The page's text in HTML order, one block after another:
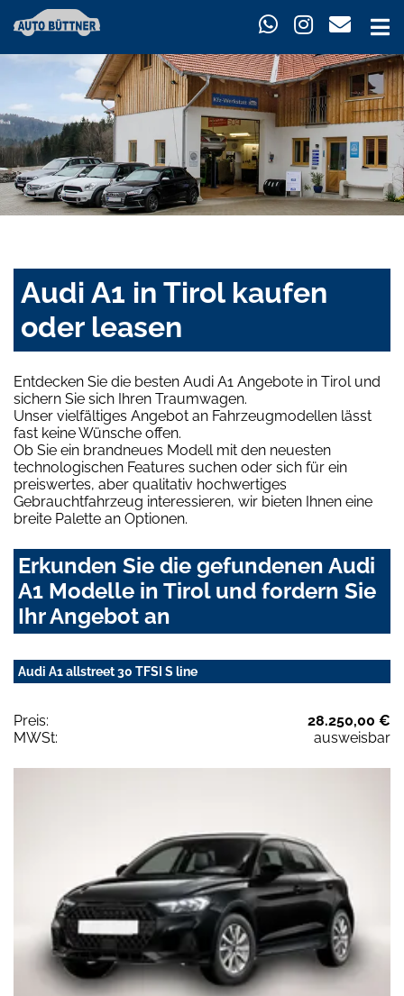
Audi A1 in Tirol kaufen
oder leasen
Entdecken Sie die besten Audi A1 Angebote in Tirol und
sichern Sie sich Ihren Traumwagen.
Unser vielfältiges Angebot an Fahrzeugmodellen lässt
fast keine Wünsche offen.
Ob Sie ein brandneues Modell mit den neuesten
technologischen Features suchen oder sich für ein
preiswertes, aber qualitativ hochwertiges
Gebrauchtfahrzeug interessieren, wir bieten Ihnen eine
breite Palette an Optionen.
Erkunden Sie die gefundenen Audi
A1 Modelle in Tirol und fordern Sie
Ihr Angebot an
Audi A1 allstreet 30 TFSI S line
Preis:
28.250,00 €
MWSt:
ausweisbar